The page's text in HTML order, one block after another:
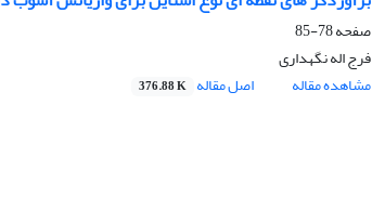
صفحه78-85
فرج اله نگهداری
مشاهده مقاله
اصل مقاله 376.88 K